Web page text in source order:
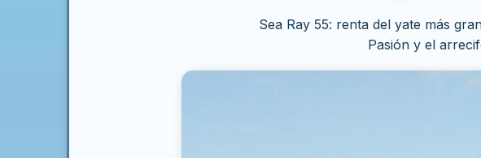
Sea Ray 55: renta del yate más
Pasión y el